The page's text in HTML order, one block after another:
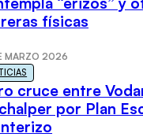
físicas
MARZO 2026
cruce entre
por Plan